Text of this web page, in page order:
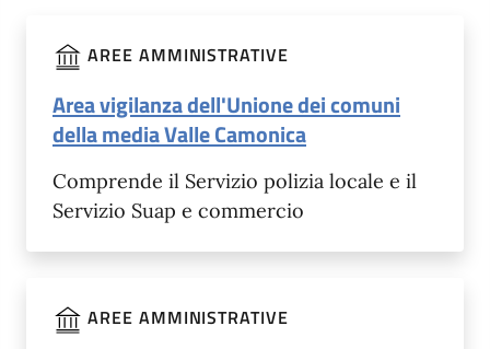
AREE AMMINISTRATIVE
Area vigilanza dell'Unione dei comuni
della media Valle Camonica
Comprende il Servizio polizia locale e il
Servizio Suap e commercio
AREE AMMINISTRATIVE